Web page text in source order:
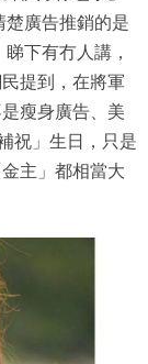
廣告推銷的是
下有冇人講，
提到，在將軍
瘦身廣告、美
祝」生日，只是
主」都相當大